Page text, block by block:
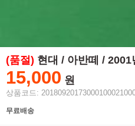
(품절) 현대 / 아반떼 /
15,000 원
상품코드:
무료배송